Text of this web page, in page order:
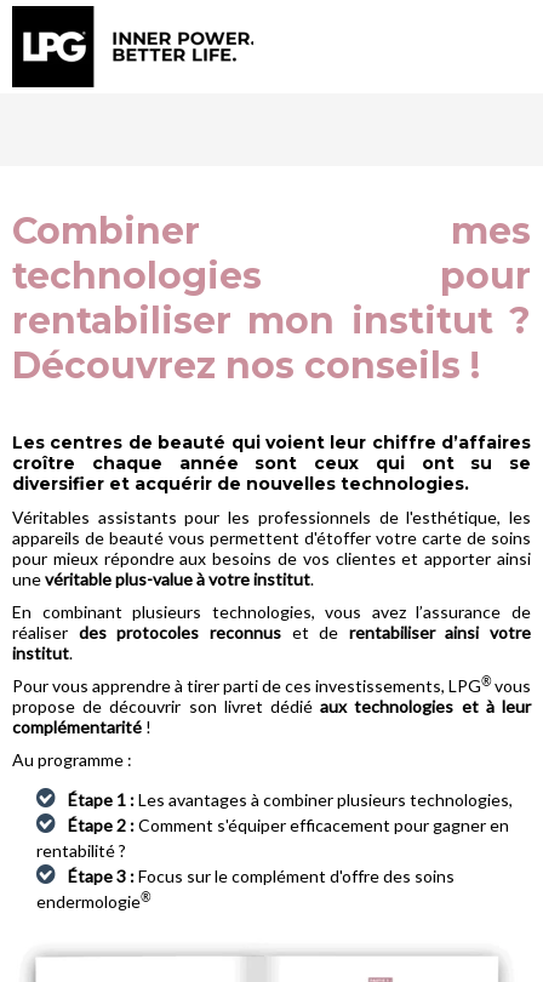
Combiner mes
technologies pour
rentabiliser mon institut ?
Découvrez nos conseils !
Les centres de beauté qui voient leur chiffre d’affaires
croître chaque année sont ceux qui ont su se
diversifier et acquérir de nouvelles technologies.
Véritables assistants pour les professionnels de l'esthétique, les
appareils de beauté vous permettent d'étoffer votre carte de soins
pour mieux répondre aux besoins de vos clientes et apporter ainsi
unevéritable plus-value à votre institut.
En combinant plusieurs technologies, vous avez l’assurance de
réaliser des protocoles reconnuset de rentabiliser ainsi votre
institut.
Pour vous apprendre à tirer parti de ces investissements, LPG®vous
propose de découvrir son livret dédiéaux technologies et à leur
complémentarité !
Au programme :
Étape 1 :Les avantages à combiner plusieurs technologies,
Étape 2 :Comment s'équiper efficacement pour gagner en
rentabilité ?
Étape 3 :Focus sur le complément d'offre des soins
endermologie®